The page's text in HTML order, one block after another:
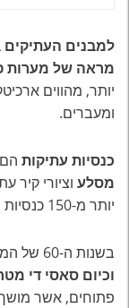
למבנים העתיקים
מראה של מערות
יותר, מהווים
ומעברים.
כנסיות עתיקות
מסלע וציורי קיר
יותר מ-150 כנסיות מסוג זה.
בשנות ה-60 של המאה הקודם בבתים אלו עוד היו גרים אנשים
וכיום סאסי די
פתוחים, אשר מושך